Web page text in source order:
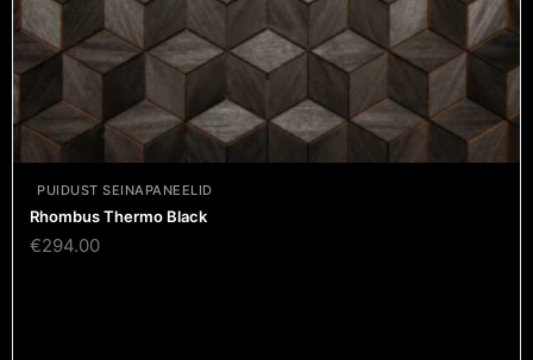
PUIDUST SEINAPANEELID
Bermuda Black
€294.00
PUIDUST SEINAPANEELID
Rhombus Thermo Black
€294.00